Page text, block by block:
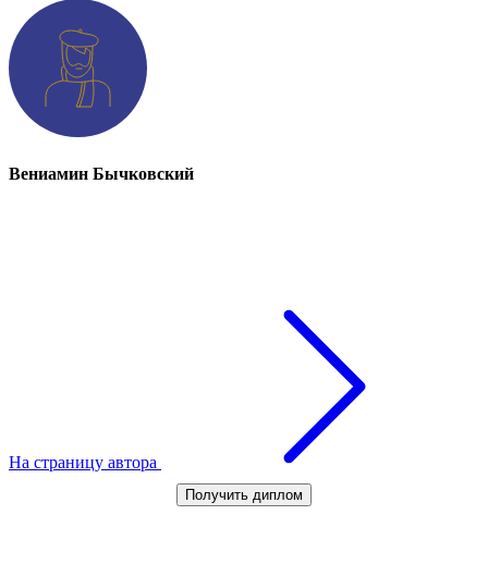
Вениамин Бычковский
На страницу автора
Получить диплом